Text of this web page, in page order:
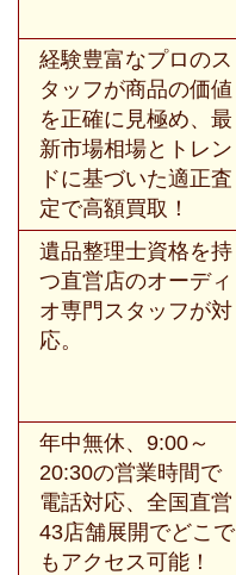
経験豊富なプロのス
タッフが商品の価値
を正確に見極め、最
新市場相場とトレン
ドに基づいた適正査
定で高額買取！
遺品整理士資格を持
つ直営店のオーディ
オ専門スタッフが対
応。
年中無休、9:00～
20:30の営業時間で
電話対応、全国直営
43店舗展開でどこで
もアクセス可能！